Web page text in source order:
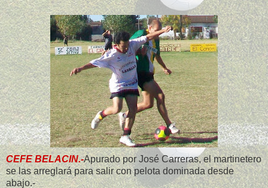
CEFE BELACIN.-Apurado por José Carreras, el martinetero
se las arreglará para salir con pelota dominada desde
abajo.-